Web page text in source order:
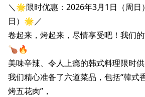
＼🌟限时优惠：2026年3月1日（周日
日）🌟／
卷起来，烤起来，尽情享受吧！我们
🍗🔥
美味辛辣、令人上瘾的韩式料理限时
我们精心准备了六道菜品，包括“韓式
烤五花肉”，